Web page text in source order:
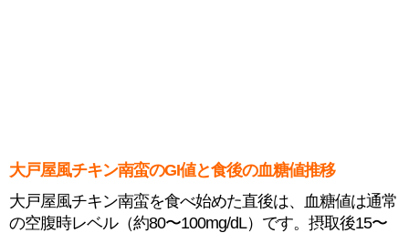
大戸屋風チキン南蛮のGI値と食後の血糖値推移
大戸屋風チキン南蛮を食べ始めた直後は、血糖値は通常
の空腹時レベル（約80〜100mg/dL）です。摂取後15〜